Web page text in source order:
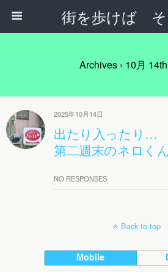
街を歩けば そ
Archives › 10月
2025年10月14日
出たり入ったり…
第二週末のネロく
NO RESPONSES
Back to top
Mobile